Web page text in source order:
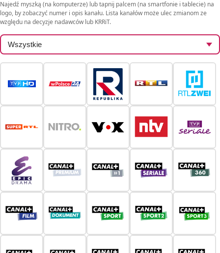
Najedź myszką (na komputerze) lub tapnij palcem (na smartfonie i tablecie) na
logo, by zobaczyć numer i opis kanału. Lista kanałów może ulec zmianom ze
względu na decyzje nadawców lub KRRiT.